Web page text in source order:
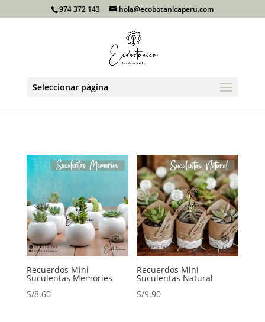
974 372 143 hola@ecobotanicaperu.com
Seleccionar página
Recuerdos Mini
Suculentas Memories
S/8.60
Recuerdos Mini
Suculentas Natural
S/9.90